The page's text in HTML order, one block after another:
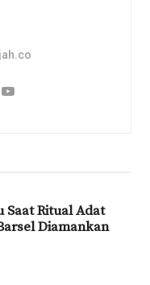
Saat Ritual Adat
Diamankan